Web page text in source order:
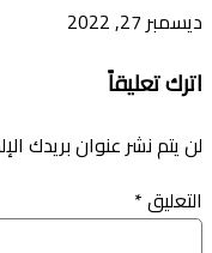
ديسمبر 27, 2022
اترك تعليقاً
لن يتم نشر عنوان بريدك
التعليق*